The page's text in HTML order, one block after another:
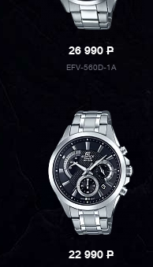
26 990P
EFV-560D-1A
22 990P